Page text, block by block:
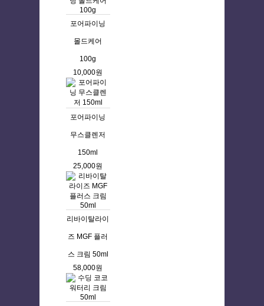
포어파이닝
몰드케어
100g
10,000원
포어파이닝
무스클렌저
150ml
25,000원
리바이탈라이
즈 MGF 플러
스 크림 50ml
58,000원